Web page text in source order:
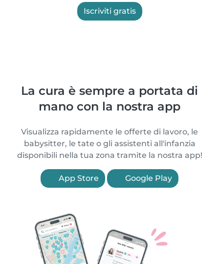
Iscriviti gratis
La cura è sempre a portata di
mano con la nostra app
Visualizza rapidamente le offerte di lavoro, le
babysitter, le tate o gli assistenti all'infanzia
disponibili nella tua zona tramite la nostra app!
App Store Google Play